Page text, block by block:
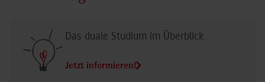
Das duale Studium im Überblick
Jetzt informieren!